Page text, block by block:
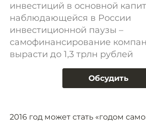
инвестиций в основной
наблюдающейся в России
инвестиционной паузы –
самофинансирование
вырасти до 1,3 трлн рублей
Обсудить
2016 год может стать «годом